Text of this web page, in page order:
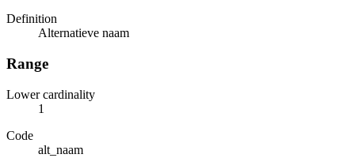
Definition
Alternatieve naam
Range
Lower cardinality
1
Code
alt_naam